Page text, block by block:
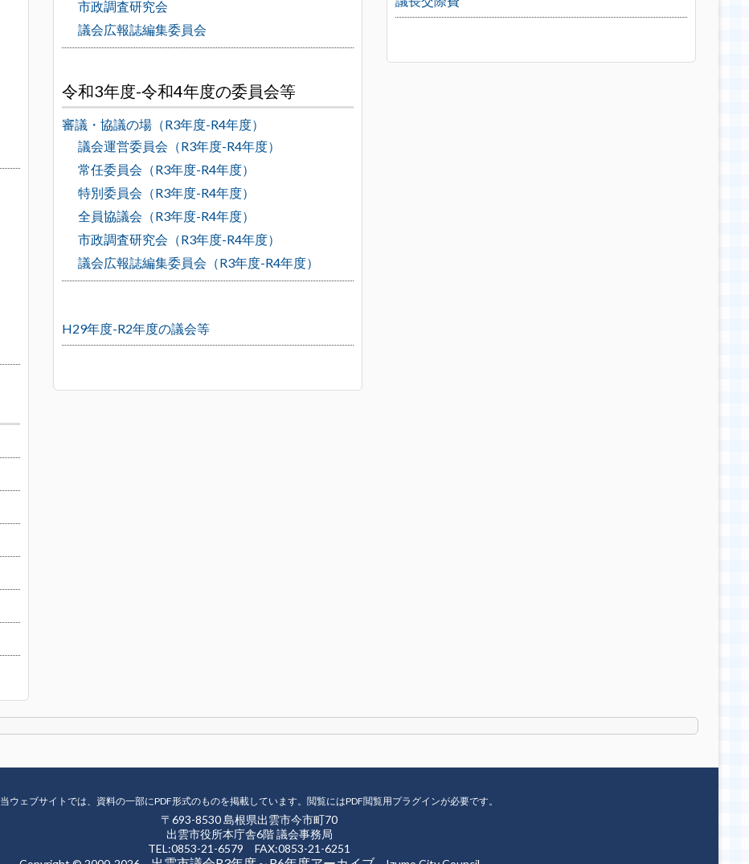
市政調査研究会
議会広報誌編集委員会
令和3年度-令和4年度の委員会等
審議・協議の場（R3年度-R4年度）
議会運営委員会（R3年度-R4年度）
常任委員会（R3年度-R4年度）
特別委員会（R3年度-R4年度）
全員協議会（R3年度-R4年度）
市政調査研究会（R3年度-R4年度）
議会広報誌編集委員会（R3年度-R4年度）
H29年度-R2年度の議会等
当ウェブサイトでは、資料の一部にPDF形式のものを掲載しています。閲覧にはPDF閲覧用プラグインが必要です。
〒693-8530 島根県出雲市今市町70
出雲市役所本庁舎6階 議会事務局
TEL:0853-21-6579 FAX:0853-21-6251